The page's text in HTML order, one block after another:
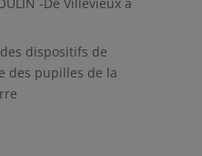
dispositifs de
des pupilles de la